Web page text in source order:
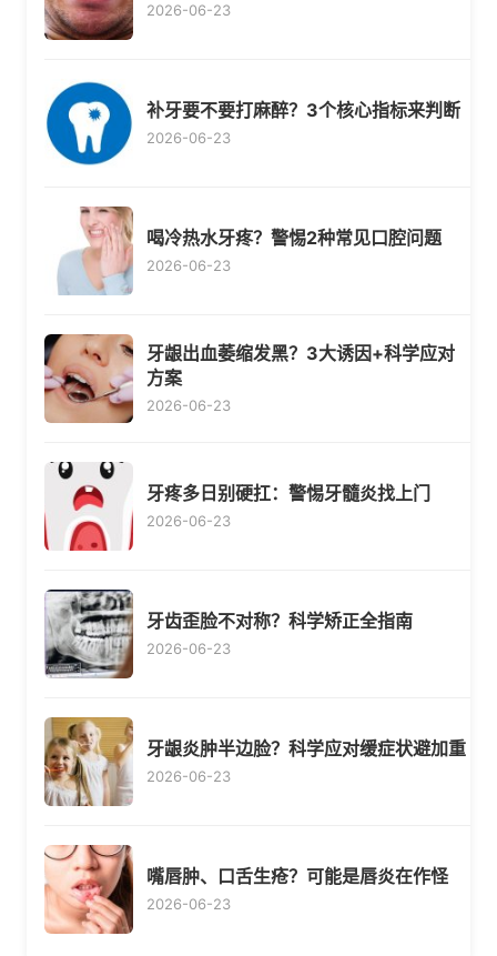
2026-06-23
补牙要不要打麻醉？3个核心指标来判断
2026-06-23
喝冷热水牙疼？警惕2种常见口腔问题
2026-06-23
牙龈出血萎缩发黑？3大诱因+科学应对
方案
2026-06-23
牙疼多日别硬扛：警惕牙髓炎找上门
2026-06-23
牙齿歪脸不对称？科学矫正全指南
2026-06-23
牙龈炎肿半边脸？科学应对缓症状避加重
2026-06-23
嘴唇肿、口舌生疮？可能是唇炎在作怪
2026-06-23